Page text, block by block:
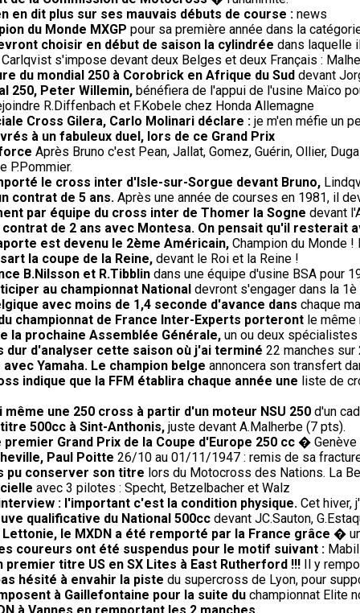
en dit plus sur ses mauvais débuts de course : news
du Monde MXGP pour sa première année dans la
choisir en début de saison la cylindrée dans laquelle
Carlqvist s'impose devant deux Belges et deux Français :
du mondial 250 à Corobrick en Afrique du Sud devant
250, Peter Willemin, bénéfiera de l'appui de l'usine Maïco
R.Diffenbach et F.Kobele chez Honda Allemagne
Cross Gilera, Carlo Molinari déclare : je m'en méfie un
à un fabuleux duel, lors de ce Grand Prix
Après Bruno c'est Pean, Jallat, Gomez, Guérin, Ollier,
P.Pommier.
le cross inter d'Isle-sur-Sorgue devant Bruno,
contrat de 5 ans. Après une année de courses en 1981, il
par équipe du cross inter de Thomer la Sogne devant
de 2 ans avec Montesa. On pensait qu'il resterait
est devenu le 2ème Américain, Champion du Monde !
la coupe de la Reine, devant le Roi et la Reine !
B.Nilsson et R.Tibblin dans une équipe d'usine BSA pour
au championnat National devront s'engager dans la
avec moins de 1,4 seconde d'avance dans chaque
championnat de France Inter-Experts porteront le
la prochaine Assemblée Générale, un ou deux
dur d'analyser cette saison où j'ai terminé 22 manches sur
Yamaha. Le champion belge annoncera son transfert
indique que la FFM établira chaque année une liste de
une 250 cross à partir d'un moteur NSU 250 d'un
500cc à Sint-Anthonis, juste devant A.Malherbe (7 pts).
Grand Prix de la Coupe d'Europe 250 cc � Genève
Paul Poitte 26/10 au 01/11/1947 : remis de sa
pu conserver son titre lors du Motocross des Nations. La
avec 3 pilotes : Specht, Betzelbacher et Walz
: l'important c'est la condition physique. Cet hiver,
qualificative du National 500cc devant JC.Sauton,
le MXDN a été remporté par la France grâce �
coureurs ont été suspendus pour le motif suivant :
titre US en SX Lites à East Rutherford !!!
Il y
hésité à envahir la piste du supercross de Lyon, pour
à Gaillefontaine pour la suite du championnat Elite